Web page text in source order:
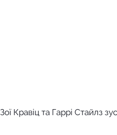
Зої Кравіц та Гаррі Стайлз